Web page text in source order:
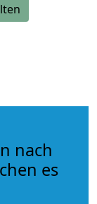
nach
es